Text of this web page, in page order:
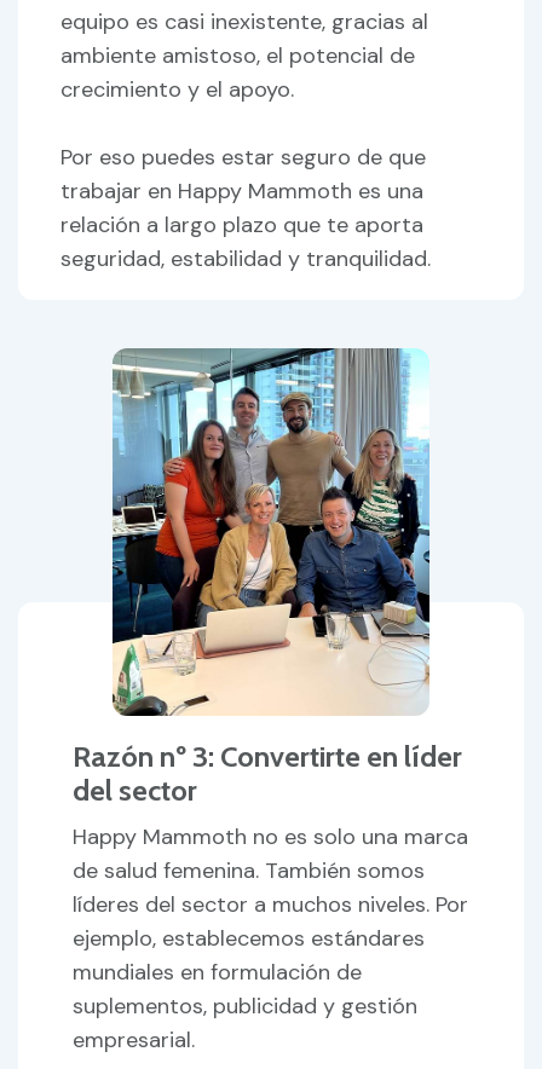
equipo es casi inexistente, gracias al
ambiente amistoso, el potencial de
crecimiento y el apoyo.
Por eso puedes estar seguro de que
trabajar en Happy Mammoth es una
relación a largo plazo que te aporta
seguridad, estabilidad y tranquilidad.
Razón nº 3: Convertirte en líder
del sector
Happy Mammoth no es solo una marca
de salud femenina. También somos
líderes del sector a muchos niveles. Por
ejemplo, establecemos estándares
mundiales en formulación de
suplementos, publicidad y gestión
empresarial.